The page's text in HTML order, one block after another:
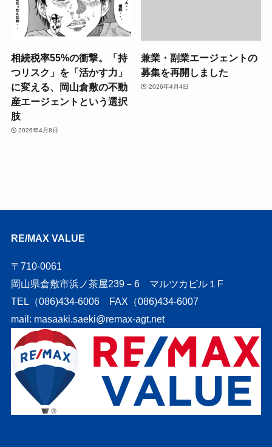
相続税率55%の衝撃。「持
つリスク」を「活かす力」
に変える、岡山倉敷の不動
産エージェントという選択
肢
2026年4月8日
兼業・副業エージェントの
募集を再開しました
2026年4月4日
RE/MAX VALUE
〒710-0061
岡山県倉敷市浜ノ茶屋239－6 マルツカビル１F
TEL（086)434-6006 FAX（086)434-6007
mail: masaaki.saeki@remax-agt.net